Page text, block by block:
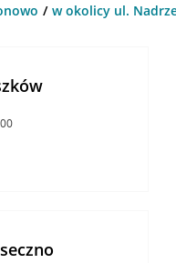
w okolicy ul.